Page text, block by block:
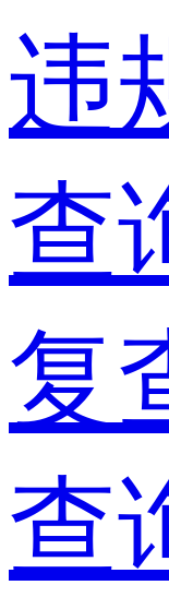
违
查
复
查